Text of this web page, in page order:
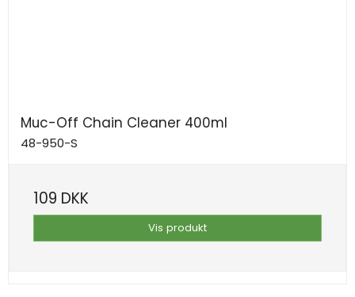
Muc-Off Chain Cleaner 400ml
48-950-S
109 DKK
Vis produkt